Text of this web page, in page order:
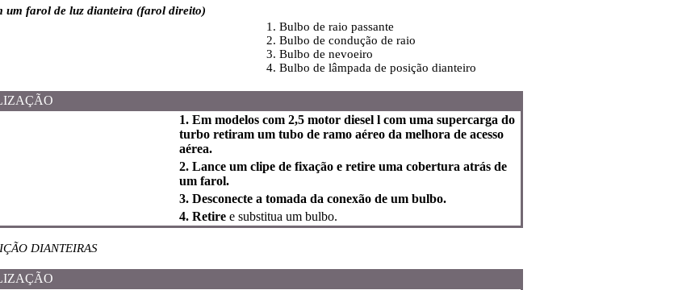
um farol de luz dianteira (farol direito)
1. Bulbo de raio passante
2. Bulbo de condução de raio
3. Bulbo de nevoeiro
4. Bulbo de lâmpada de posição dianteiro
1. Em modelos com 2,5 motor diesel l com uma supercarga do
turbo retiram um tubo de ramo aéreo da melhora de acesso
aérea.
2. Lance um clipe de fixação e retire uma cobertura atrás de
um farol.
3. Desconecte a tomada da conexão de um bulbo.
4. Retire e substitua um bulbo.
DIANTEIRAS